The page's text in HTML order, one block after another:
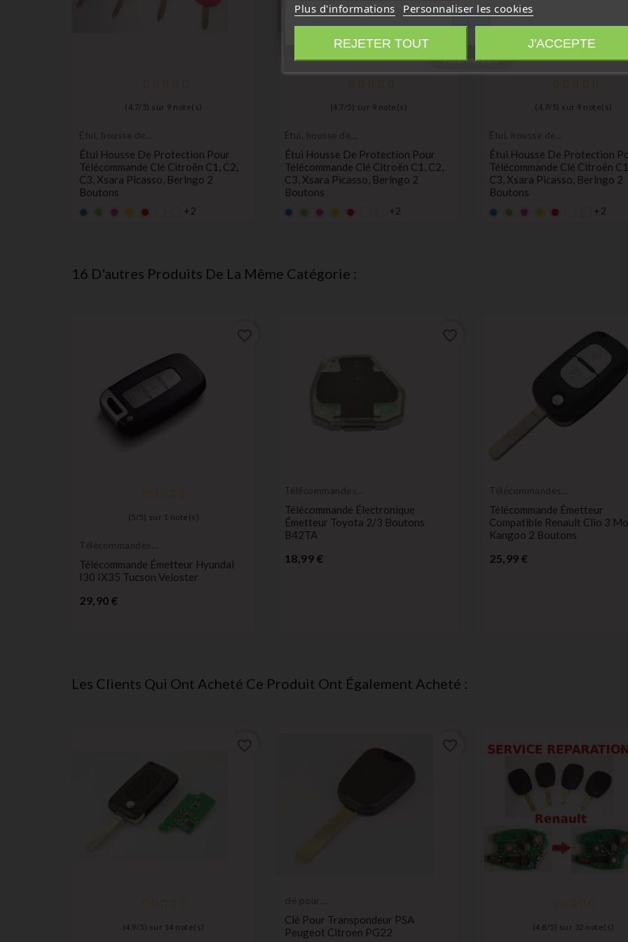
( 4,7/ 5) sur 9 note(s)
Étui, housse de
protection de clés
Étui Housse De Protection Pour
Télécommande Clé Citroën C1, C2,
C3, Xsara Picasso, Berlngo 2
Boutons
BleuVertroseJaunerouge +2
(4,7 / 5) sur 9 note(s)
Étui, housse de
protection de clés
Étui Housse De Protection Pour
Télécommande Clé Citroën C1, C2,
C3, Xsara Picasso, Berlngo 2
Boutons
BleuVertroseJaunerouge +2
( 4,7/ 5) sur 9 note(s)
Étui, housse de
protection de clés
Étui Housse De Protection
Télécommande Clé Citroën
C3, Xsara Picasso, Berlngo 2
Boutons
BleuVertroseJaunerouge +2
16 D'autres Produits De La Même Catégorie :
( 5 / 5) sur 1 note(s)
Télécommandes
Télécommande Émetteur Hyundai
I30 IX35 Tucson Veloster
29,90 €
Télécommandes
Télécommande Électronique
Émetteur Toyota 2/3 Boutons
B42TA
18,99 €
Télécommandes
Télécommande Émetteur
Compatible Renault Clio 3
Kangoo 2 Boutons
25,99 €
Les Clients Qui Ont Acheté Ce Produit Ont Également Acheté :
(4,9 / 5) sur 14 note(s)
clé pour
ébauche
Clé Pour Transpondeur PSA
Peugeot Citroen PG22
(4,8 / 5) sur 32 note(s)
Plus d'informations Personnaliser les cookies
REJETER TOUT J'ACCEPTE
Fermer
Information